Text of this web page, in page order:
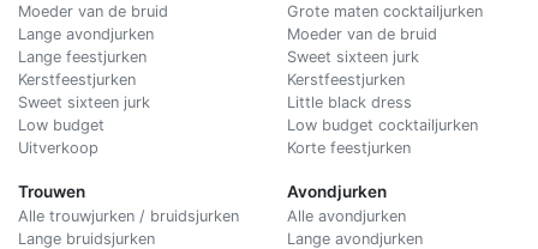
Moeder van de bruid
Lange avondjurken
Lange feestjurken
Kerstfeestjurken
Sweet sixteen jurk
Low budget
Uitverkoop
Trouwen
Alle trouwjurken / bruidsjurken
Lange bruidsjurken
Grote maten cocktailjurken
Moeder van de bruid
Sweet sixteen jurk
Kerstfeestjurken
Little black dress
Low budget cocktailjurken
Korte feestjurken
Avondjurken
Alle avondjurken
Lange avondjurken